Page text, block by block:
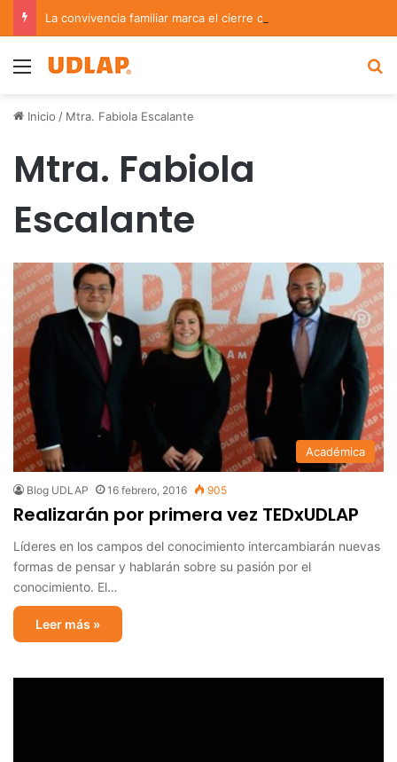
Menu
Inicio / Mtra. Fabiola Escalante
Mtra. Fabiola
Escalante
Académica
Blog UDLAP 16 febrero, 2016 905
Realizarán por primera vez TEDxUDLAP
Líderes en los campos del conocimiento intercambiarán nuevas
formas de pensar y hablarán sobre su pasión por el
conocimiento. El…
Leer más »